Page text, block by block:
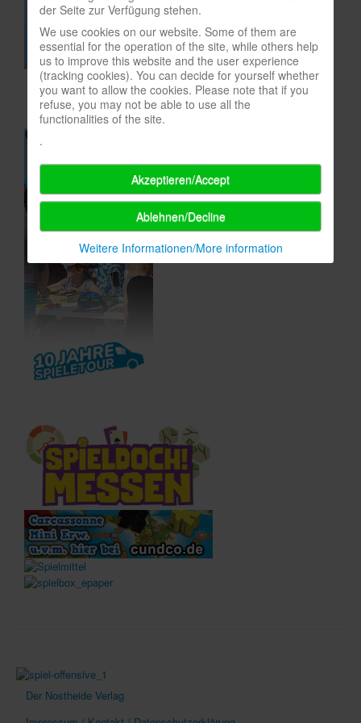
In eigener Sache-On our own behalf
Archivierte Meldungen-News archive
Der Nostheide Verlag
der Seite zur Verfügung stehen.
We use cookies on our website. Some of them are
essential for the operation of the site, while others help
us to improve this website and the user experience
(tracking cookies). You can decide for yourself whether
you want to allow the cookies. Please note that if you
refuse, you may not be able to use all the
functionalities of the site.
.
Akzeptieren/Accept
Ablehnen/Decline
Weitere Informationen/More information